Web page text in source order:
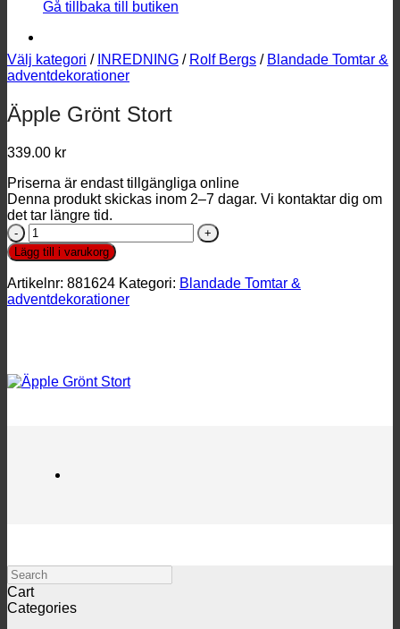
Gå tillbaka till butiken
Välj kategori / INREDNING / Rolf Bergs / Blandade Tomtar &
adventdekorationer
Äpple Grönt Stort
339.00 kr
Priserna är endast tillgängliga online
Denna produkt skickas inom 2–7 dagar. Vi kontaktar dig om
det tar längre tid.
Äpple
Grönt
Stort
mängd
Lägg till i varukorg
Artikelnr: 881624 Kategori: Blandade Tomtar &
adventdekorationer
Search
Cart
Categories